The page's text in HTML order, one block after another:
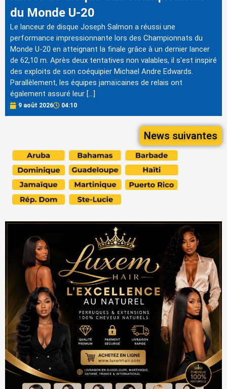
du Monde U-20
Le lanceur de disque Joseph Salmon a réussi une
performance impressionnante lors des Championnats du
Monde U-20 en atteignant la finale grâce à un dernier lancer
de 62,10 m. Après deux tentatives non valables, il s'est inspiré
des exploits de son coéquipier Michael Andre Edwards.
Parallèlement, les équipes jamaïcaines de relais ont
également assuré leur […]
9 août 2026 04:10
News suivantes